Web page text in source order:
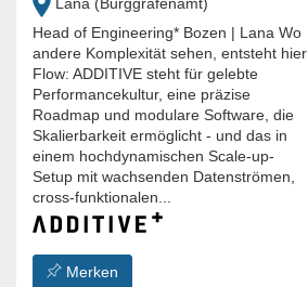
Head of Engineering* Bozen | Lana Wo
andere Komplexität sehen, entsteht hier
Flow: ADDITIVE steht für gelebte
Performancekultur, eine präzise
Roadmap und modulare Software, die
Skalierbarkeit ermöglicht - und das in
einem hochdynamischen Scale-up-
Setup mit wachsenden Datenströmen,
cross-funktionalen...
Merken